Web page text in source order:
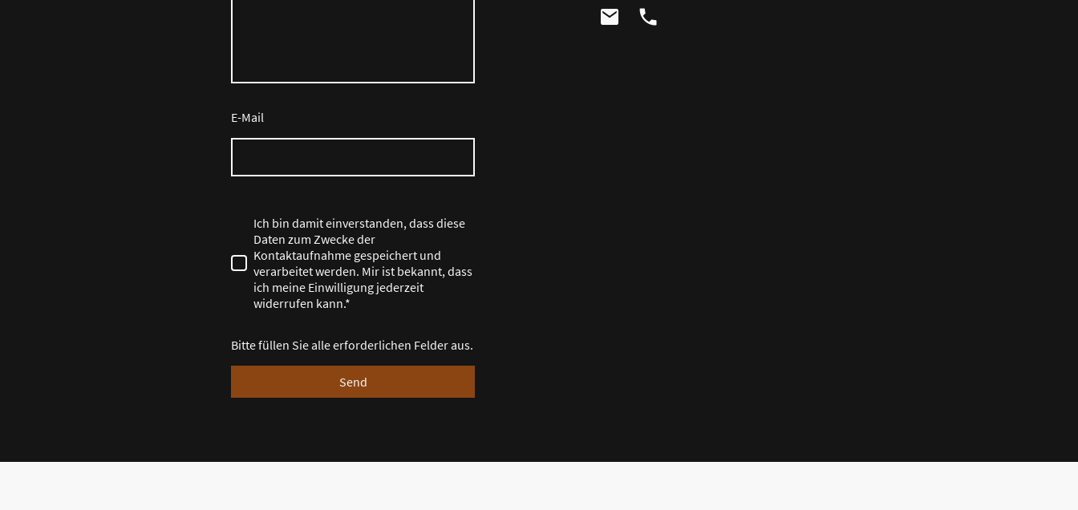
E-Mail
Ich bin damit einverstanden, dass diese
Daten zum Zwecke der
Kontaktaufnahme gespeichert und
verarbeitet werden. Mir ist bekannt, dass
ich meine Einwilligung jederzeit
widerrufen kann.*
Bitte füllen Sie alle erforderlichen Felder aus.
Send